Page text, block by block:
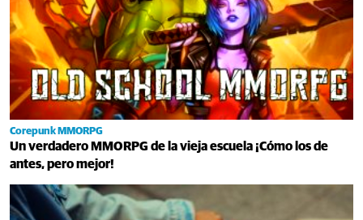
Corepunk MMORPG
Un verdadero MMORPG de la vieja escuela ¡Cómo los de
antes, pero mejor!